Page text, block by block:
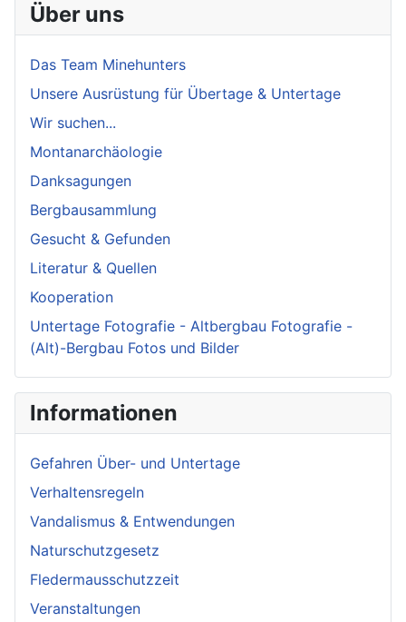
Über uns
Das Team Minehunters
Unsere Ausrüstung für Übertage & Untertage
Wir suchen...
Montanarchäologie
Danksagungen
Bergbausammlung
Gesucht & Gefunden
Literatur & Quellen
Kooperation
Untertage Fotografie - Altbergbau Fotografie -
(Alt)-Bergbau Fotos und Bilder
Informationen
Gefahren Über- und Untertage
Verhaltensregeln
Vandalismus & Entwendungen
Naturschutzgesetz
Fledermausschutzzeit
Veranstaltungen